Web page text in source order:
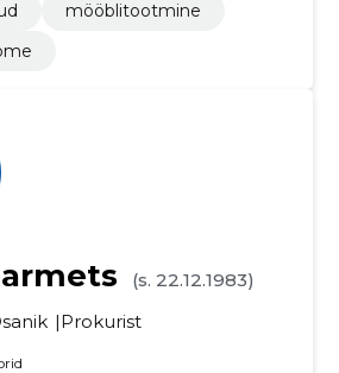
mööblitootmine
(s. 22.12.1983)
Prokurist